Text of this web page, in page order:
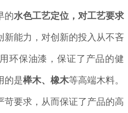
的水色工艺定位，对工艺要求
新能力，对创新的投入从不吝
环保油漆，保证了产品的健
的是榉木、橡木等高端木料。
苛要求，从而保证了产品的高